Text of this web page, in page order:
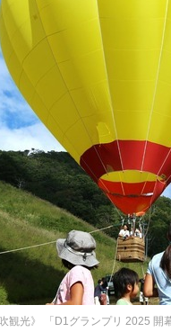
観光》 「D1グランプリ 2025 開